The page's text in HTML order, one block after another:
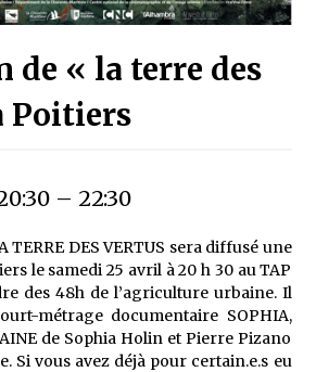
de « la terre des
Poitiers
– 22:30
DES VERTUS sera diffusé une
le samedi 25 avril à 20 h 30 au TAP
des 48h de l’agriculture urbaine. Il
métrage documentaire SOPHIA,
de Sophia Holin et Pierre Pizano
Si vous avez déjà pour certain.e.s eu